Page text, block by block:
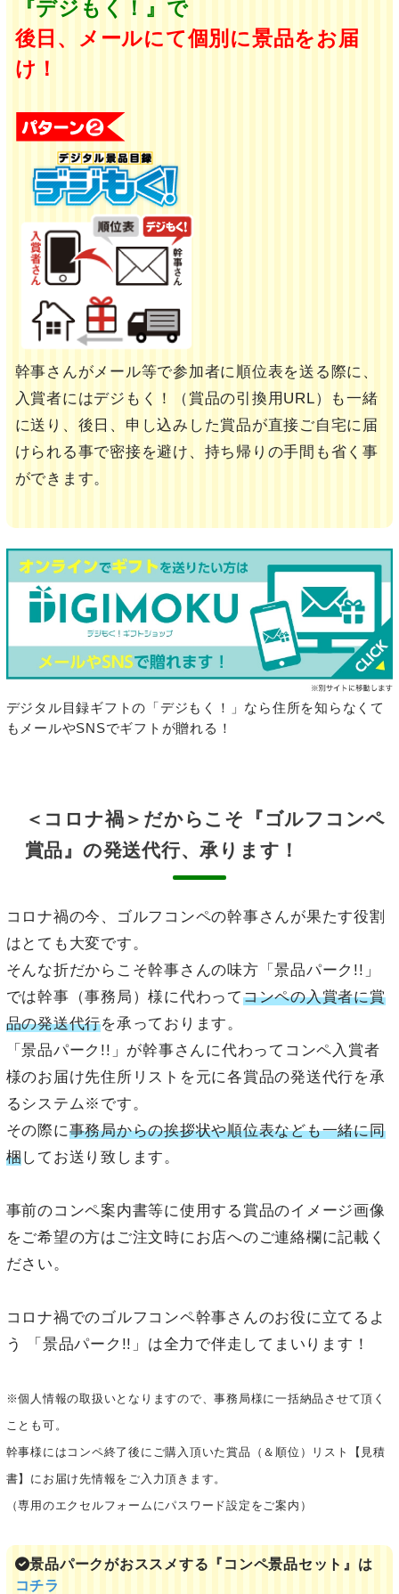
『デジもく！』で
後日、メールにて個別に景品をお届
け！
幹事さんがメール等で参加者に順位表を送る際に、
入賞者にはデジもく！（賞品の引換用URL）も一緒
に送り、後日、申し込みした賞品が直接ご自宅に届
けられる事で密接を避け、持ち帰りの手間も省く事
ができます。
デジタル目録ギフトの「デジもく！」なら住所を知らなくて
もメールやSNSでギフトが贈れる！
＜コロナ禍＞だからこそ『ゴルフコンペ
賞品』の発送代行、承ります！
コロナ禍の今、ゴルフコンペの幹事さんが果たす役割
はとても大変です。
そんな折だからこそ幹事さんの味方「景品パーク!!」
では幹事（事務局）様に代わってコンペの入賞者に賞
品の発送代行を承っております。
「景品パーク!!」が幹事さんに代わってコンペ入賞者
様のお届け先住所リストを元に各賞品の発送代行を承
るシステム※です。
その際に事務局からの挨拶状や順位表なども一緒に同
梱してお送り致します。
事前のコンペ案内書等に使用する賞品のイメージ画像
をご希望の方はご注文時にお店へのご連絡欄に記載く
ださい。
コロナ禍でのゴルフコンペ幹事さんのお役に立てるよ
う 「景品パーク!!」は全力で伴走してまいります！
※個人情報の取扱いとなりますので、事務局様に一括納品させて頂く
ことも可。
幹事様にはコンペ終了後にご購入頂いた賞品（＆順位）リスト【見積
書】にお届け先情報をご入力頂きます。
（専用のエクセルフォームにパスワード設定をご案内）
景品パークがおススメする『コンペ景品セット』は
コチラ